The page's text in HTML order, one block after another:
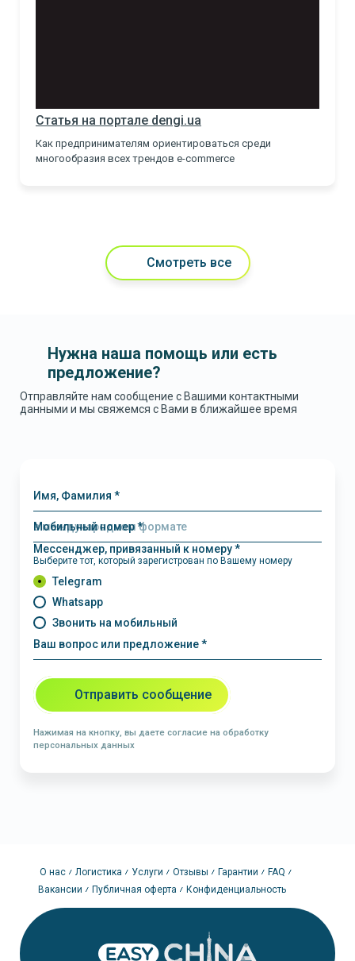
Статья на портале dengi.ua
Как предпринимателям ориентироваться среди
многообразия всех трендов е-commerce
Смотреть все
Нужна наша помощь или есть
предложение?
Отправляйте нам сообщение с Вашими контактными
данными и мы свяжемся с Вами в ближайшее время
Имя, Фамилия *
Мобильный номер *
Мессенджер, привязанный к номеру *
Выберите тот, который зарегистрован по Вашему номеру
Telegram
Whatsapp
Звонить на мобильный
Ваш вопрос или предложение *
Отправить сообщение
Нажимая на кнопку, вы даете согласие на обработку
персональных данных
О нас Логистика Услуги Отзывы Гарантии
FAQ
Вакансии
Публичная оферта Конфиденциальность